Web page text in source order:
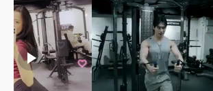
play_arrow play_arrow